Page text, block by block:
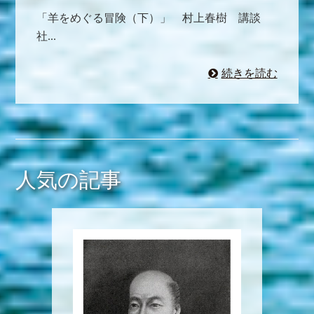
「羊をめぐる冒険（下）」 村上春樹 講談
社...
続きを読む
人気の記事